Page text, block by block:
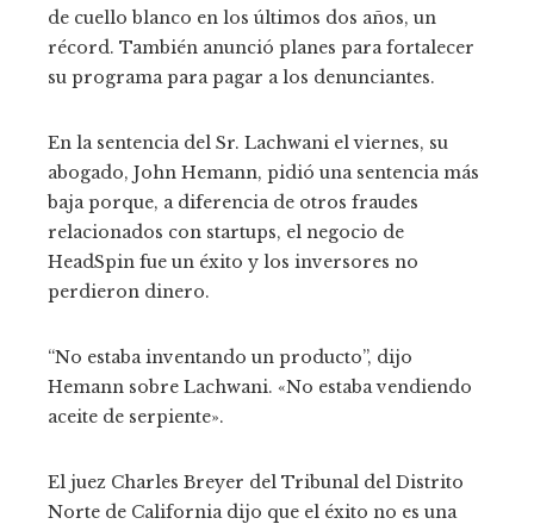
de cuello blanco en los últimos dos años, un
récord. También anunció planes para fortalecer
su programa para pagar a los denunciantes.
En la sentencia del Sr. Lachwani el viernes, su
abogado, John Hemann, pidió una sentencia más
baja porque, a diferencia de otros fraudes
relacionados con startups, el negocio de
HeadSpin fue un éxito y los inversores no
perdieron dinero.
“No estaba inventando un producto”, dijo
Hemann sobre Lachwani. «No estaba vendiendo
aceite de serpiente».
El juez Charles Breyer del Tribunal del Distrito
Norte de California dijo que el éxito no es una